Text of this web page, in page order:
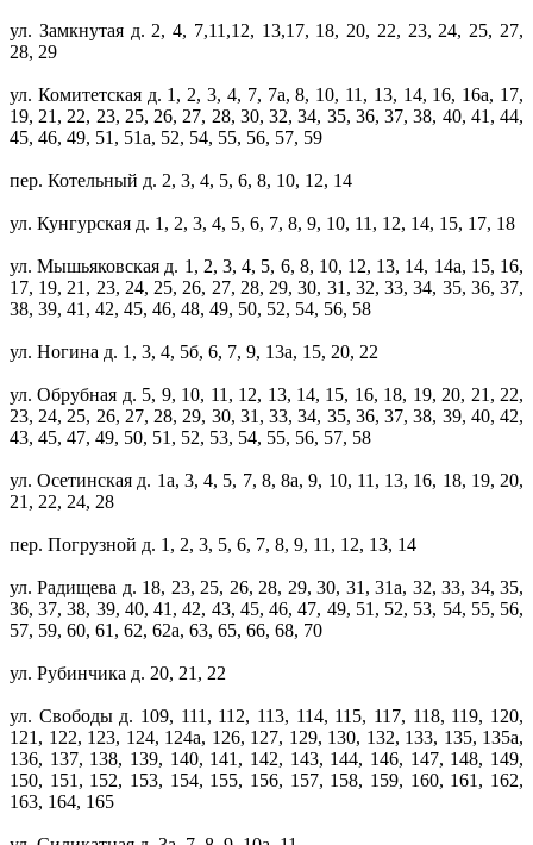
ул. Замкнутая д. 2, 4, 7,11,12, 13,17, 18, 20, 22, 23, 24, 25, 27,
28, 29
ул. Комитетская д. 1, 2, 3, 4, 7, 7а, 8, 10, 11, 13, 14, 16, 16а, 17,
19, 21, 22, 23, 25, 26, 27, 28, 30, 32, 34, 35, 36, 37, 38, 40, 41, 44,
45, 46, 49, 51, 51а, 52, 54, 55, 56, 57, 59
пер. Котельный д. 2, 3, 4, 5, 6, 8, 10, 12, 14
ул. Кунгурская д. 1, 2, 3, 4, 5, 6, 7, 8, 9, 10, 11, 12, 14, 15, 17, 18
ул. Мышьяковская д. 1, 2, 3, 4, 5, 6, 8, 10, 12, 13, 14, 14а, 15, 16,
17, 19, 21, 23, 24, 25, 26, 27, 28, 29, 30, 31, 32, 33, 34, 35, 36, 37,
38, 39, 41, 42, 45, 46, 48, 49, 50, 52, 54, 56, 58
ул. Ногина д. 1, 3, 4, 5б, 6, 7, 9, 13а, 15, 20, 22
ул. Обрубная д. 5, 9, 10, 11, 12, 13, 14, 15, 16, 18, 19, 20, 21, 22,
23, 24, 25, 26, 27, 28, 29, 30, 31, 33, 34, 35, 36, 37, 38, 39, 40, 42,
43, 45, 47, 49, 50, 51, 52, 53, 54, 55, 56, 57, 58
ул. Осетинская д. 1а, 3, 4, 5, 7, 8, 8а, 9, 10, 11, 13, 16, 18, 19, 20,
21, 22, 24, 28
пер. Погрузной д. 1, 2, 3, 5, 6, 7, 8, 9, 11, 12, 13, 14
ул. Радищева д. 18, 23, 25, 26, 28, 29, 30, 31, 31а, 32, 33, 34, 35,
36, 37, 38, 39, 40, 41, 42, 43, 45, 46, 47, 49, 51, 52, 53, 54, 55, 56,
57, 59, 60, 61, 62, 62а, 63, 65, 66, 68, 70
ул. Рубинчика д. 20, 21, 22
ул. Свободы д. 109, 111, 112, 113, 114, 115, 117, 118, 119, 120,
121, 122, 123, 124, 124а, 126, 127, 129, 130, 132, 133, 135, 135а,
136, 137, 138, 139, 140, 141, 142, 143, 144, 146, 147, 148, 149,
150, 151, 152, 153, 154, 155, 156, 157, 158, 159, 160, 161, 162,
163, 164, 165